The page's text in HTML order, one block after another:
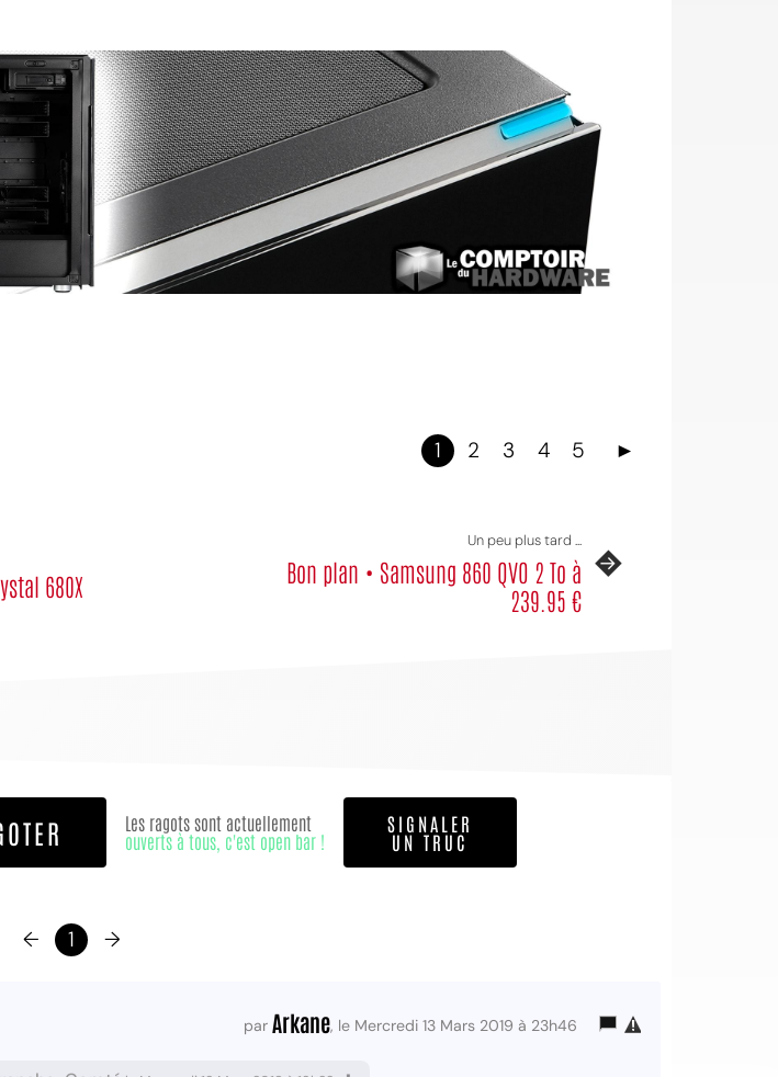
1 2 3 4 5 ►
680X
Un peu plus tard ...
Bon plan • Samsung 860 QVO 2 To à
239.95 €
Les ragots sont actuellement
ouverts à tous, c'est open bar !
SIGNALER
UN TRUC
← 1 →
par Arkane, le Mercredi 13 Mars 2019 à 23h46